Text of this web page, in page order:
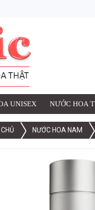
UNISEX NƯỚC HOA
NƯỚC HOA NAM
THÊM VÀO GIỎ
NAM CAROLINA HERRERA
hiệu: Carolina Herrera